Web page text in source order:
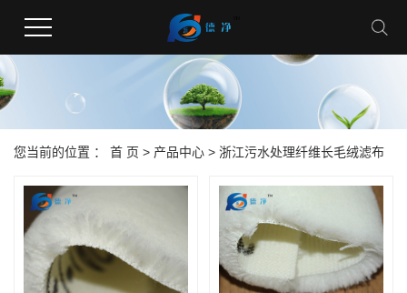
您当前的位置 ： 首 页 > 产品中心 > 浙江污水处理纤维长毛绒滤布